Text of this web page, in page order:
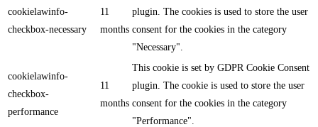
cookielawinfo-
checkbox-necessary
11
months
plugin. The cookies is used to store the user
consent for the cookies in the category
"Necessary".
cookielawinfo-
checkbox-
performance
11
months
This cookie is set by GDPR Cookie Consent
plugin. The cookie is used to store the user
consent for the cookies in the category
"Performance".